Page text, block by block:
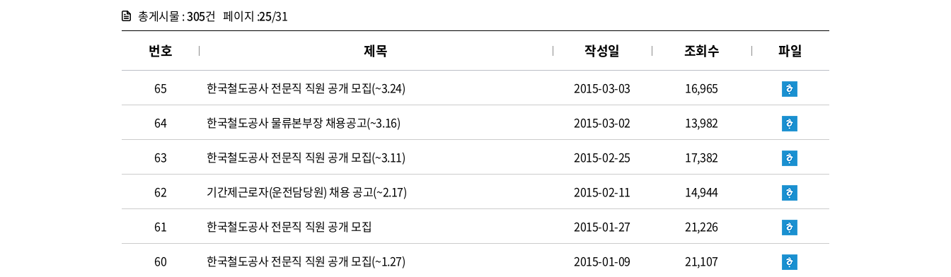
총게시물 :305건 페이지 :25/31
번호 제목 작성일 조회수 파일
65 한국철도공사 전문직 직원 공개 모집(~3.24) 2015-03-03 16,965
64 한국철도공사 물류본부장 채용공고(~3.16) 2015-03-02 13,982
63 한국철도공사 전문직 직원 공개 모집(~3.11) 2015-02-25 17,382
62 기간제근로자(운전담당원) 채용 공고(~2.17) 2015-02-11 14,944
61 한국철도공사 전문직 직원 공개 모집 2015-01-27 21,226
60 한국철도공사 전문직 직원 공개 모집(~1.27) 2015-01-09 21,107